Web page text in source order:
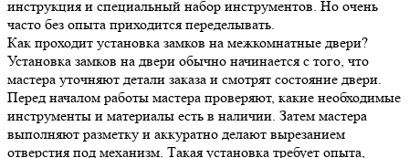
инструкция и специальный набор инструментов. Но очень
часто без опыта приходится переделывать.
Как проходит установка замков на межкомнатные двери?
Установка замков на двери обычно начинается с того, что
мастера уточняют детали заказа и смотрят состояние двери.
Перед началом работы мастера проверяют, какие необходимые
инструменты и материалы есть в наличии. Затем мастера
выполняют разметку и аккуратно делают вырезанием
отверстия под механизм. Такая установка требует опыта,